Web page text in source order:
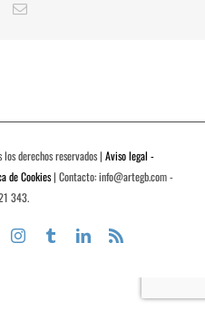
PinterestCorreo
derechos reservados | Aviso legal -
de Cookies| Contacto: info@artegb.com -
343.
PinterestInstagramTumblrLinkedIn